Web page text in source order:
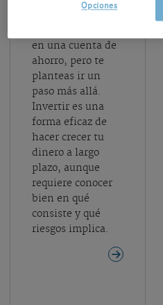
en una cuenta de
ahorro, pero te
planteas ir un
paso más allá.
Invertir es una
forma eficaz de
hacer crecer tu
dinero a largo
plazo, aunque
requiere conocer
bien en qué
consiste y qué
riesgos implica.
Opciones